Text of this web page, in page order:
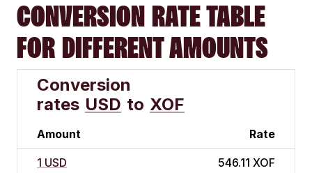
CONVERSION RATE TABLE
FOR DIFFERENT AMOUNTS
Conversion
rates USD to XOF
Amount Rate
1 USD 546.11 XOF